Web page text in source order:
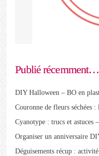
Publié récemment…
DIY Halloween – BO en
Couronne de fleurs séchées
Cyanotype : trucs et astuces
Organiser un anniversaire
Déguisements récup :